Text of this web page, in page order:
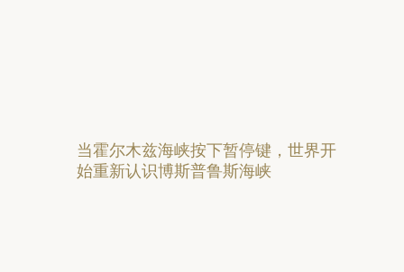
当霍尔木兹海峡按下暂停键，世界开
始重新认识博斯普鲁斯海峡